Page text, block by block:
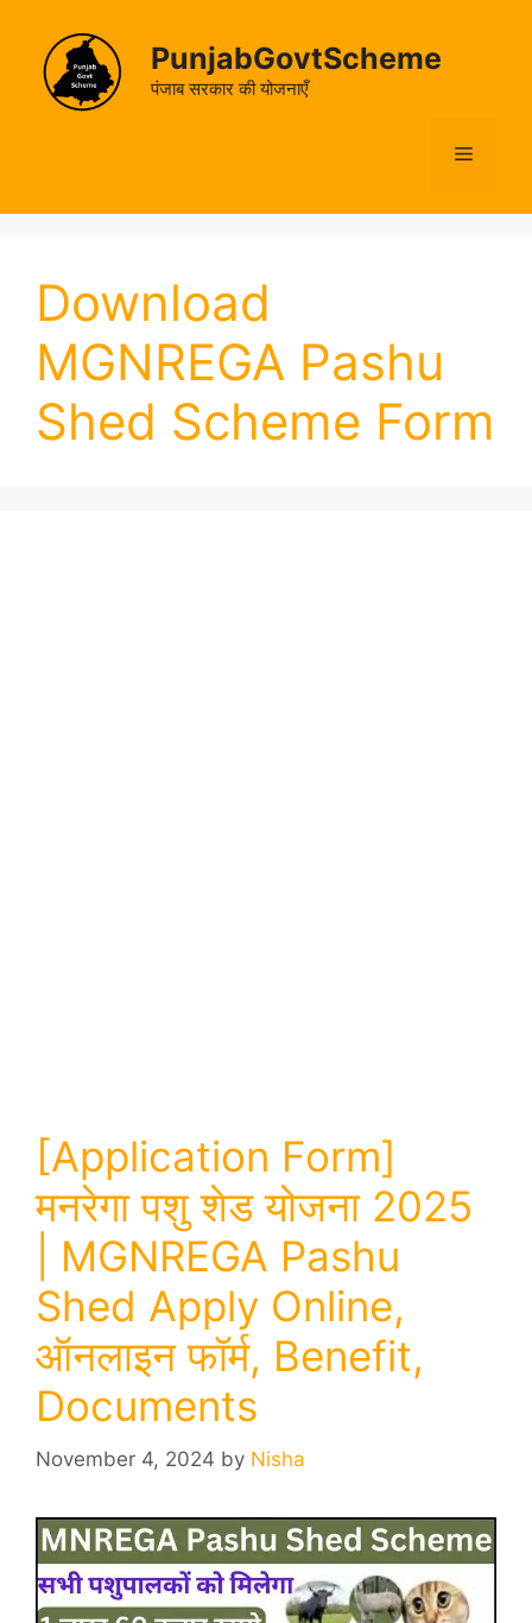
content
PunjabGovtScheme
पंजाब सरकार की योजनाएँ
Menu
Download
MGNREGA Pashu
Shed Scheme Form
[Application Form]
मनरेगा पशु शेड योजना 2025
| MGNREGA Pashu
Shed Apply Online,
ऑनलाइन फॉर्म, Benefit,
Documents
November 4, 2024 by Nisha